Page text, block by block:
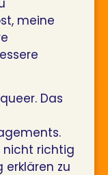
meine
Das
nicht richtig
erklären zu